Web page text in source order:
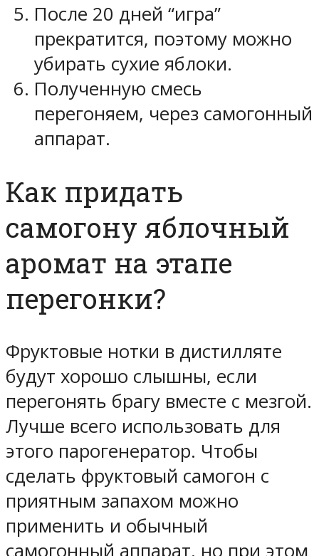
После 20 дней “игра”
прекратится, поэтому можно
убирать сухие яблоки.
Полученную смесь
перегоняем, через самогонный
аппарат.
Как придать
самогону яблочный
аромат на этапе
перегонки?
Фруктовые нотки в дистилляте
будут хорошо слышны, если
перегонять брагу вместе с мезгой.
Лучше всего использовать для
этого парогенератор. Чтобы
сделать фруктовый самогон с
приятным запахом можно
применить и обычный
самогонный аппарат, но при этом